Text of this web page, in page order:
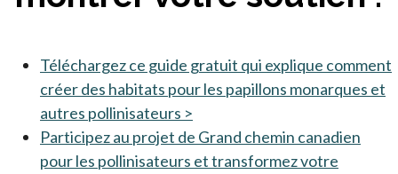
Téléchargez ce guide gratuit qui explique comment
créer des habitats pour les papillons monarques et
autres pollinisateurs >
Participez au projet de Grand chemin canadien
pour les pollinisateurs et transformez votre